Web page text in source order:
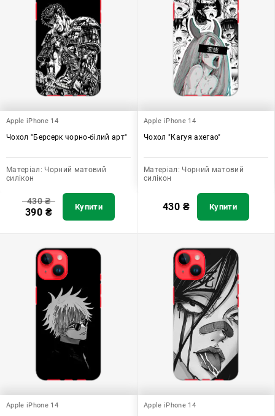
Apple iPhone 14
Чохол "Берсерк чорно-білий арт"
Матеріал: Чорний матовий
силікон
430₴
390 ₴ Купити
Apple iPhone 14
Чохол "Кагуя ахегао"
Матеріал: Чорний матовий
силікон
430 ₴ Купити
Apple iPhone 14 Apple iPhone 14